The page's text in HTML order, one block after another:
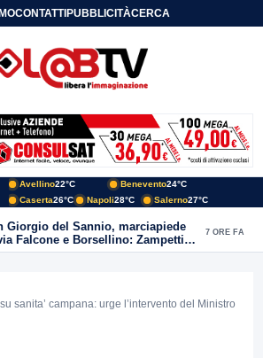
CONTATTIPUBBLICITÀCERCA
Avellino22°C Benevento24°C
Caserta26°C Napoli28°C Salerno27°C
Giorgio del Sannio, marciapiede
Falcone e Borsellino: Zampetti e
replicano alle polemiche
7 ORE FA
sanita’ campana: urge l’intervento del Ministro